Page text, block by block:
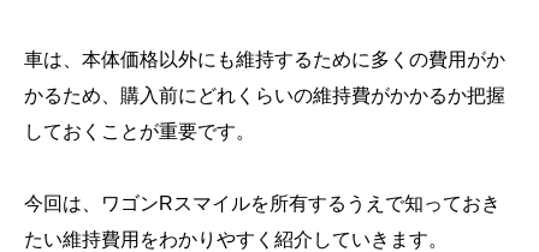
車は、本体価格以外にも維持するために多くの費用がか
かるため、購入前にどれくらいの維持費がかかるか把握
しておくことが重要です。
今回は、ワゴンRスマイルを所有するうえで知っておき
たい維持費用をわかりやすく紹介していきます。